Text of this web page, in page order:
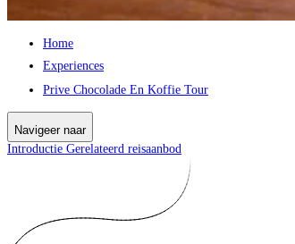
Home
Experiences
Prive Chocolade En Koffie Tour
Navigeer naar
Introductie Gerelateerd reisaanbod